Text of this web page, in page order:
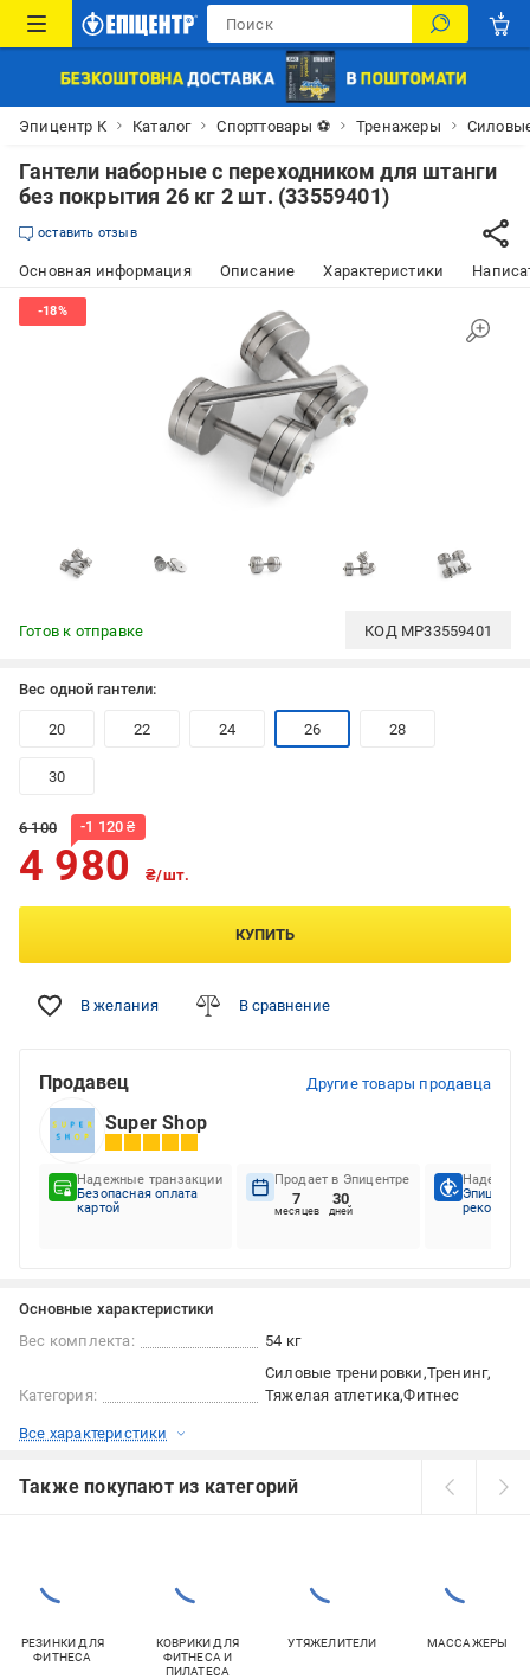
Эпицентр К Каталог Спорттовары ⚽ Тренажеры
Гантели наборные с переходником для штанги
без покрытия 26 кг 2 шт. (33559401)
оставить отзыв
Основная информация Описание Характеристики
Готов к отправке КОД MP33559401
Вес одной гантели:
20 22 24 26 28
30
6 100 -1 120 ₴
4 980 ₴/шт.
КУПИТЬ
В желания В сравнение
Продавец Другие товары продавца
Super Shop
Надежные транзакции
Безопасная оплата
картой
Продает в Эпицентре
7
месяцев
30
дней
Надежный
Эпицентр
Основные характеристики
Вес комплекта:
54 кг
Категория:
Силовые тренировки Тренинг
Тяжелая атлетика Фитнес
Все характеристики
Также покупают из категорий
РЕЗИНКИ ДЛЯ
ФИТНЕСА
КОВРИКИ ДЛЯ
ФИТНЕСА И
ПИЛАТЕСА
УТЯЖЕЛИТЕЛИ МАССАЖЕРЫ